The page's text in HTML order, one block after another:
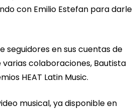
con Emilio Estefan para darle
seguidores en sus cuentas de
varias colaboraciones, Bautista
HEAT Latin Music.
musical, ya disponible en